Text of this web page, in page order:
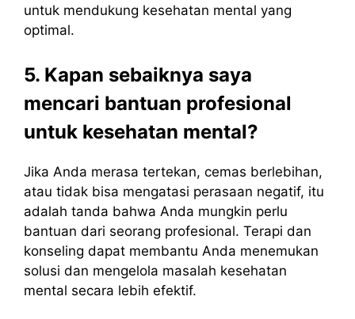
untuk mendukung kesehatan mental yang
optimal.
5. Kapan sebaiknya saya
mencari bantuan profesional
untuk kesehatan mental?
Jika Anda merasa tertekan, cemas berlebihan,
atau tidak bisa mengatasi perasaan negatif, itu
adalah tanda bahwa Anda mungkin perlu
bantuan dari seorang profesional. Terapi dan
konseling dapat membantu Anda menemukan
solusi dan mengelola masalah kesehatan
mental secara lebih efektif.